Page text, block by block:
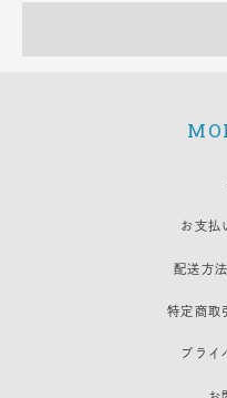
お支払
配送方
特定商取
プライ